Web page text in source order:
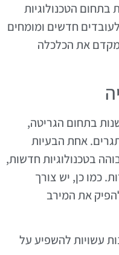
הטכנולוגיות
חדשים ומומחים
את הכלכלה
בתחום הגריטה,
אחת הבעיות
בטכנולוגיות חדשות,
כמו כן, יש צורך
את המירב
עשויות להשפיע על